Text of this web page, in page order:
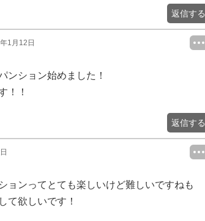
返信する
1月12日
ンション始めました！
！！
返信する
ョンってとても楽しいけど難しいですねも
て欲しいです！